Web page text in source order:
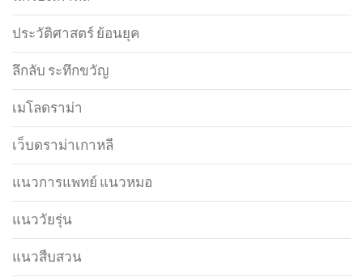
ประวัติศาสตร์ ย้อนยุค
ลึกลับ ระทึกขวัญ
เมโลดราม่า
เว็บดราม่าเกาหลี
แนวการแพทย์ แนวหมอ
แนววัยรุ่น
แนวสืบสวน